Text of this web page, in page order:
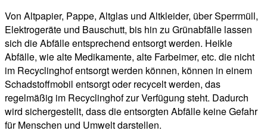
Von Altpapier, Pappe, Altglas und Altkleider, über Sperrmüll,
Elektrogeräte und Bauschutt, bis hin zu Grünabfälle lassen
sich die Abfälle entsprechend entsorgt werden. Heikle
Abfälle, wie alte Medikamente, alte Farbeimer, etc. die nicht
im Recyclinghof entsorgt werden können, können in einem
Schadstoffmobil entsorgt oder recycelt werden, das
regelmäßig im Recyclinghof zur Verfügung steht. Dadurch
wird sichergestellt, dass die entsorgten Abfälle keine Gefahr
für Menschen und Umwelt darstellen.